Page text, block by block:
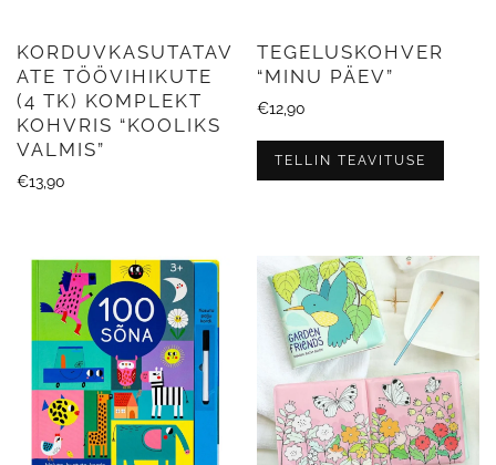
KORDUVKASUTATAV
ATE TÖÖVIHIKUTE
(4 TK) KOMPLEKT
KOHVRIS “KOOLIKS
VALMIS”
€13,90
TEGELUSKOHVER
“MINU PÄEV”
€12,90
TELLIN TEAVITUSE